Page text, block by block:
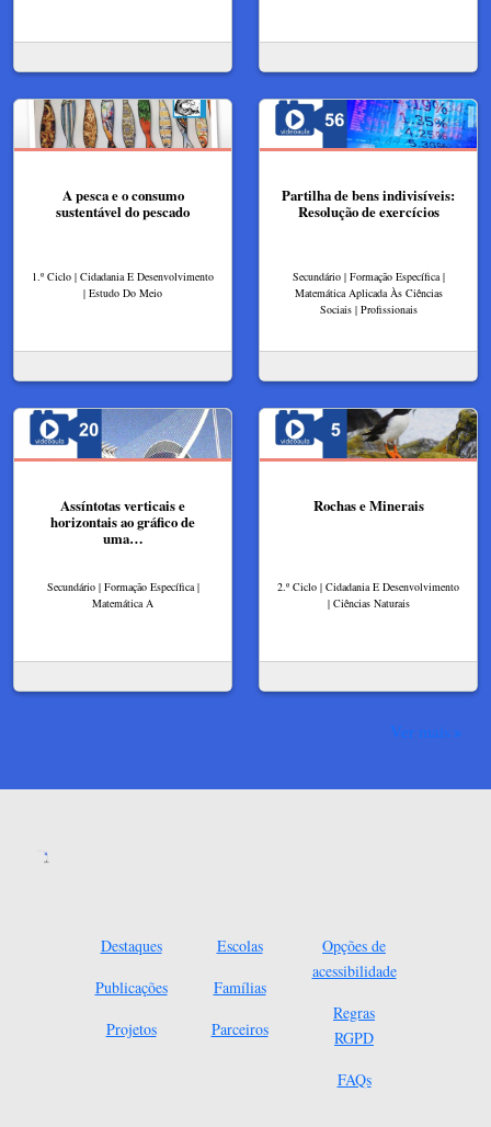
A pesca e o consumo
sustentável do pescado
1.º Ciclo | Cidadania E Desenvolvimento
| Estudo Do Meio
Partilha de bens indivisíveis:
Resolução de exercícios
Secundário | Formação Específica |
Matemática Aplicada Às Ciências
Sociais | Profissionais
Assíntotas verticais e
horizontais ao gráfico de
uma…
Secundário | Formação Específica |
Matemática A
Rochas e Minerais
2.º Ciclo | Cidadania E Desenvolvimento
| Ciências Naturais
Ver mais
Destaques
Publicações
Projetos
Escolas
Famílias
Parceiros
Opções de
acessibilidade
Regras
RGPD
FAQs